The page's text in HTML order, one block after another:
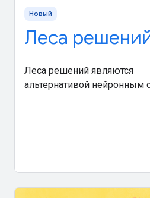
Новый
Леса
Леса решений являются
альтернативой нейронным